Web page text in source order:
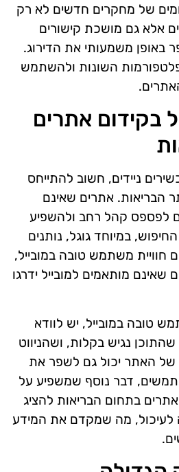
של מחקרים חדשים לא רק
אלא גם מושכת קישורים
באופן משמעותי את הדירוג.
השונות ולהשתמש
בקידום אתרים
ניידים, חשוב להתייחס
הבריאות. אתרים שאינם
לפספס קהל רחב ולהשפיע
במיוחד גוגל, נותנים
חוויית משתמש טובה במובייל,
מותאמים למובייל ידרגו
טובה במובייל, יש לוודא
נגיש בקלות, ושהניווט
של האתר יכול גם לשפר את
דבר נוסף שמשפיע על
בתחום הבריאות להציג
לעיכול, מה שמקדם את המידע